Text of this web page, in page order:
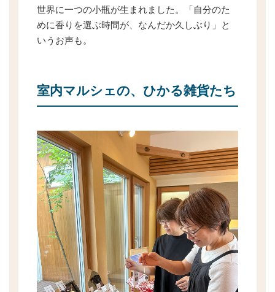
世界に一つの小瓶が生まれました。「自分のた
めに香りを選ぶ時間が、なんだか久しぶり」と
いうお声も。
室内マルシェの、ひかる雑貨たち